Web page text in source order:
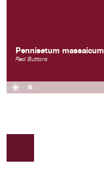
Pennisetum massaicum
Red Buttons